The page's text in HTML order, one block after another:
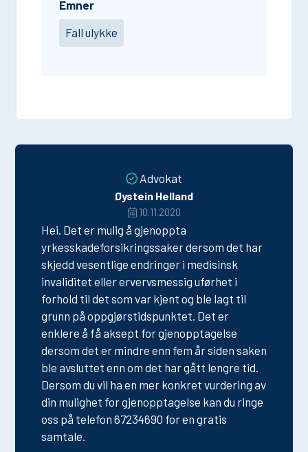
Emner
Fall ulykke
Advokat
Øystein Helland
10.11.2020
Hei. Det er mulig å gjenoppta
yrkesskadeforsikringssaker dersom det har
skjedd vesentlige endringer i medisinsk
invaliditet eller ervervsmessig uførhet i
forhold til det som var kjent og ble lagt til
grunn på oppgjørstidspunktet. Det er
enklere å få aksept for gjenopptagelse
dersom det er mindre enn fem år siden saken
ble avsluttet enn om det har gått lengre tid.
Dersom du vil ha en mer konkret vurdering av
din mulighet for gjenopptagelse kan du ringe
oss på telefon 67234690 for en gratis
samtale.